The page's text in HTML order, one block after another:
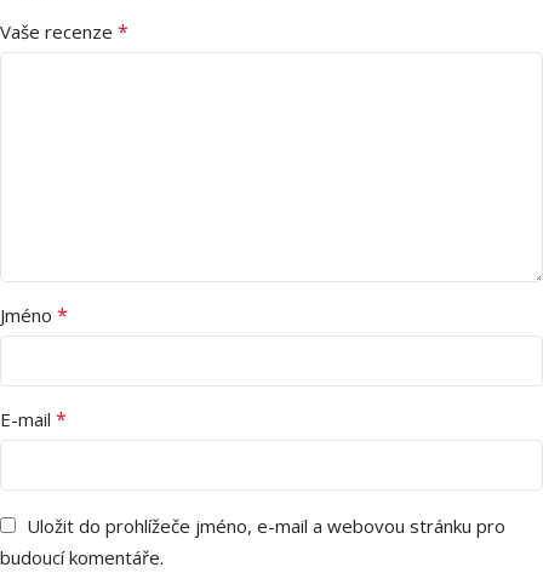
Vaše recenze *
Jméno *
E-mail *
Uložit do prohlížeče jméno, e-mail a webovou stránku pro
budoucí komentáře.